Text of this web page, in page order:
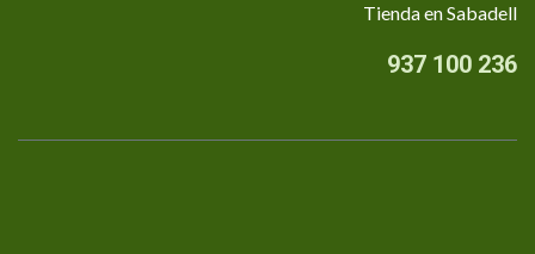
Tienda en Sabadell
937 100 236